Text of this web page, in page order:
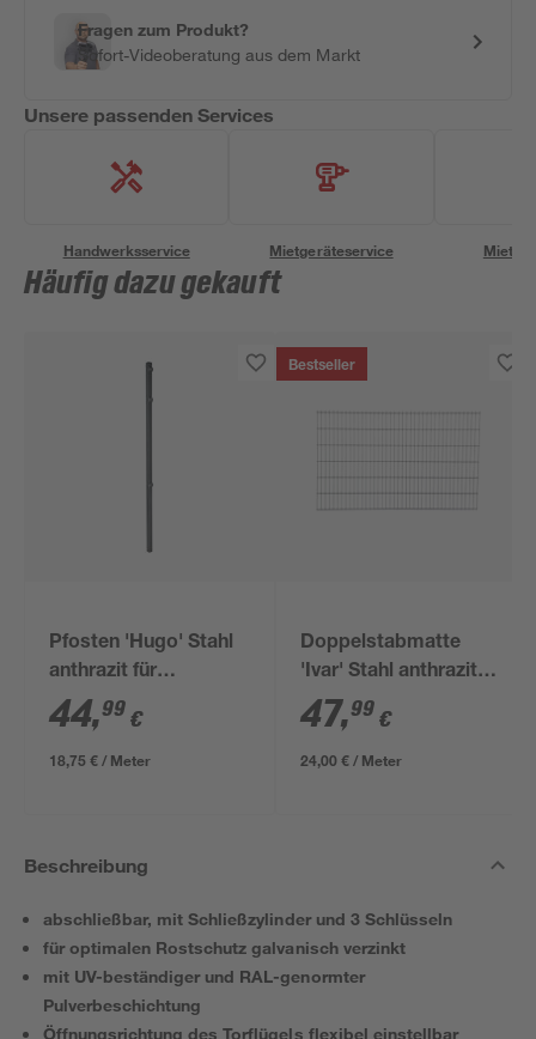
Fragen zum Produkt?
Sofort-Videoberatung aus dem Markt
Unsere passenden Services
Handwerksservice Mietgeräteservice
Häufig dazu gekauft
Pfosten 'Hugo' Stahl
anthrazit für
Doppelstabmatten 4
x 4 x 240 cm
44,99 €
18,75 € / Meter
Bestseller
Doppelstabmatte
'Ivar' Stahl anthrazit
200 x 123 cm
47,99 €
24,00 € / Meter
Beschreibung
abschließbar, mit Schließzylinder und 3 Schlüsseln
für optimalen Rostschutz galvanisch verzinkt
mit UV-beständiger und RAL-genormter
Pulverbeschichtung
Öffnungsrichtung des Torflügels flexibel einstellbar